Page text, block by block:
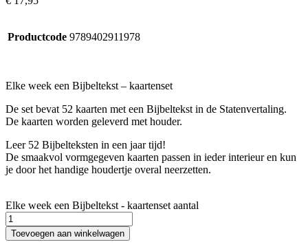
Productcode 9789402911978
Elke week een Bijbeltekst – kaartenset
De set bevat 52 kaarten met een Bijbeltekst in de Statenvertaling.
De kaarten worden geleverd met houder.
Leer 52 Bijbelteksten in een jaar tijd!
De smaakvol vormgegeven kaarten passen in ieder interieur en kun
je door het handige houdertje overal neerzetten.
Elke week een Bijbeltekst - kaartenset aantal
Toevoegen aan winkelwagen